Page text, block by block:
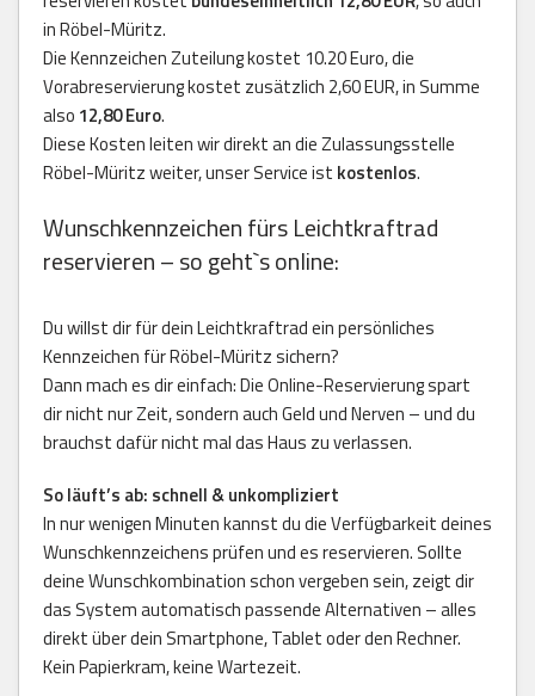
in Röbel-Müritz.
Die Kennzeichen Zuteilung kostet 10.20 Euro, die
Vorabreservierung kostet zusätzlich 2,60 EUR, in Summe
also 12,80 Euro.
Diese Kosten leiten wir direkt an die Zulassungsstelle
Röbel-Müritz weiter, unser Service ist kostenlos.
Wunschkennzeichen fürs Leichtkraftrad
reservieren – so geht`s online:
Du willst dir für dein Leichtkraftrad ein persönliches
Kennzeichen für Röbel-Müritz sichern?
Dann mach es dir einfach: Die Online-Reservierung spart
dir nicht nur Zeit, sondern auch Geld und Nerven – und du
brauchst dafür nicht mal das Haus zu verlassen.
So läuft’s ab: schnell & unkompliziert
In nur wenigen Minuten kannst du die Verfügbarkeit deines
Wunschkennzeichens prüfen und es reservieren. Sollte
deine Wunschkombination schon vergeben sein, zeigt dir
das System automatisch passende Alternativen – alles
direkt über dein Smartphone, Tablet oder den Rechner.
Kein Papierkram, keine Wartezeit.